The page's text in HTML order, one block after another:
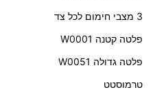
3 מצבי חימום לכל צד
פלטה קטנה W0001
פלטה גדולה W0051
טרמוסטט